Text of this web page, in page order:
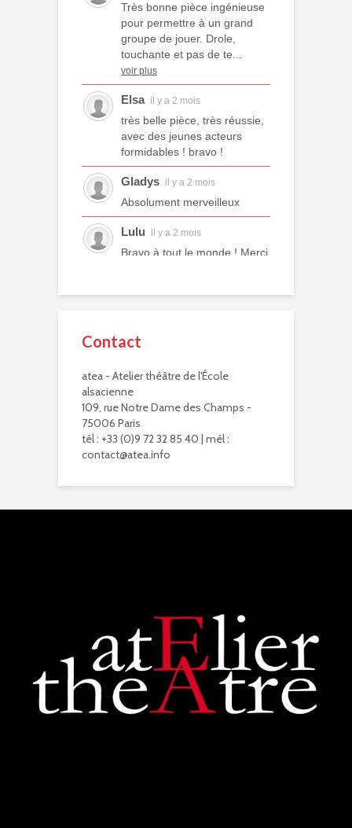
Très bonne pièce ingénieuse
pour permettre à un grand
groupe de jouer. Drole,
touchante et pas de te...
voir plus
Elsa il y a 2 mois
très belle pièce, très réussie,
avec des jeunes acteurs
formidables ! bravo !
Gladys il y a 2 mois
Absolument merveilleux
Lulu il y a 2 mois
Bravo à tout le monde ! Merci
Bravo à eux. Bravo à vous !
Virginie Delisle il y a 3 mois
Bravo à toute l'équipe de
L'ATEA.
Un choix exigeant.
Un moment inoubliable,
les acteurs et la...
voir plus
Judith Aubry.
Bravo !!! Que de bons
acteurs !! Quel beau travail.
Un Richard III de très bonne
qualité.
Contact
atea - Atelier théâtre de l'École
alsacienne
109, rue Notre Dame des Champs -
75006 Paris
tél : +33 (0)9 72 32 85 40 | mél :
contact@atea.info